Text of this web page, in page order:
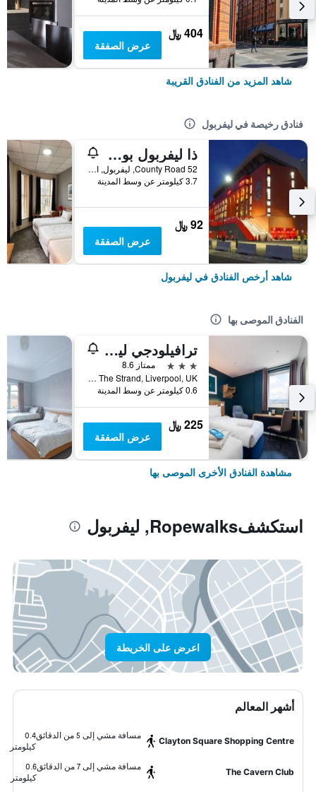
404 ﷼
عرض الصفقة
شاهد المزيد من الفنادق القريبة
فنادق رخيصة في ليفربول
ذا ليفربول بود - هوستل
52 County Road, ليفربول, المملكة المتحدة
3.7 كيلومتر عن وسط المدينة
92 ﷼
عرض الصفقة
شاهد أرخص الفنادق في ليفربول
الفنادق الموصى بها
ترافيلودجي ليفربول سنترال ذا ستراند
3 نجوم
ممتاز 8.6
L2Opp The Strand, Liverpool, UK, ليفربول, المملكة المتحدة
0.6 كيلومتر عن وسط المدينة
225 ﷼
عرض الصفقة
مشاهدة الفنادق الأخرى الموصى بها
استكشفRopewalks, ليفربول
اعرض على الخريطة
أشهر المعالم
Clayton Square Shopping Centre
مسافة مشي إلى 5 من الدقائق
0.4
كيلومتر
The Cavern Club
مسافة مشي إلى 7 من الدقائق
0.6
كيلومتر